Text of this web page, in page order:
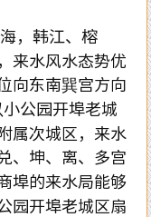
，韩江、榕
来水风水态势优
向东南巽宫方向
公园开埠老城
属次城区，来水
、坤、离、多宫
埠的来水局能够
园开埠老城区扇